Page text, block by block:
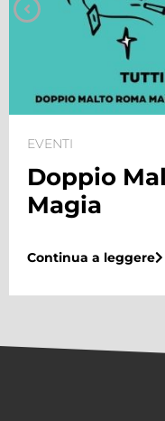
EVENTI
Doppio
Magia
Continua a leggere